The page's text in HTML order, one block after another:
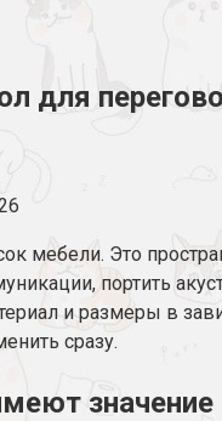
для
мебели. Это
портить
и размеры в
сразу.
значение